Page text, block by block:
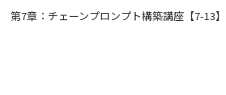
第7章：チェーンプロンプト構築講座【7-13】